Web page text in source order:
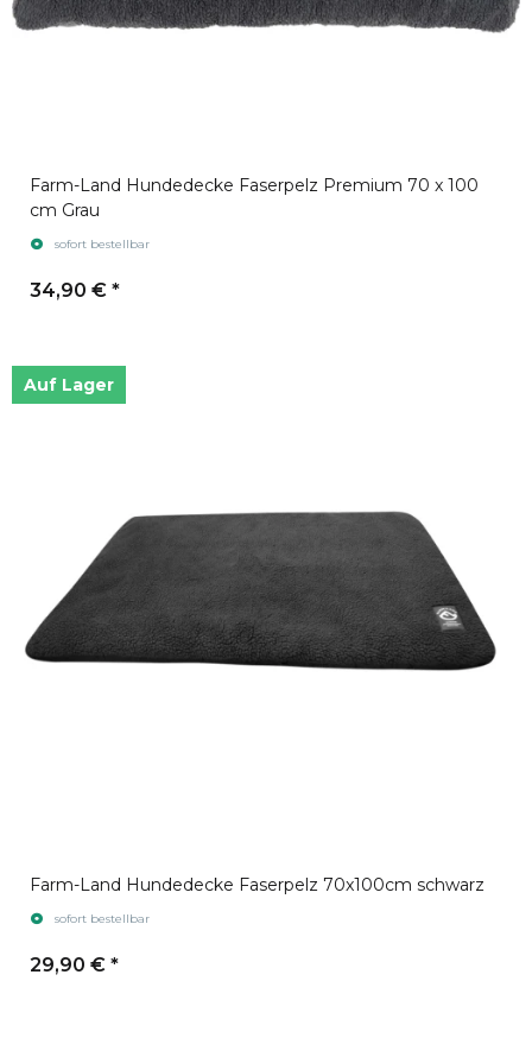
Farm-Land Hundedecke Faserpelz Premium 70 x 100
cm Grau
sofort bestellbar
34,90 € *
Auf Lager
Farm-Land Hundedecke Faserpelz 70x100cm schwarz
sofort bestellbar
29,90 € *